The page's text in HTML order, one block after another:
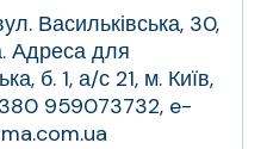
Васильківська, 30,
Адреса для
б. 1, а/с 21, м. Київ,
959073732, e-